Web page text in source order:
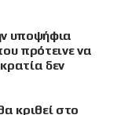
υποψήφια
πρότεινε να
δεν
κριθεί στο